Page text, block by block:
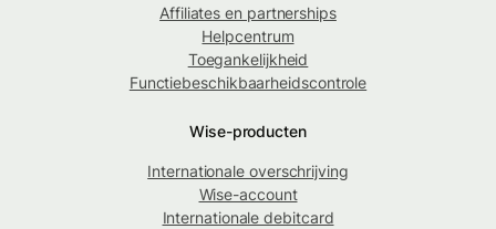
Affiliates en partnerships
Helpcentrum
Toegankelijkheid
Functiebeschikbaarheidscontrole
Wise-producten
Internationale overschrijving
Wise-account
Internationale debitcard